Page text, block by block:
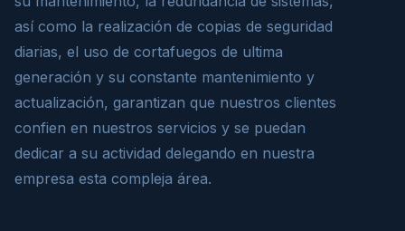
así como la realización de copias de seguridad
diarias, el uso de cortafuegos de ultima
generación y su constante mantenimiento y
actualización, garantizan que nuestros clientes
confien en nuestros servicios y se puedan
dedicar a su actividad delegando en nuestra
empresa esta compleja área.